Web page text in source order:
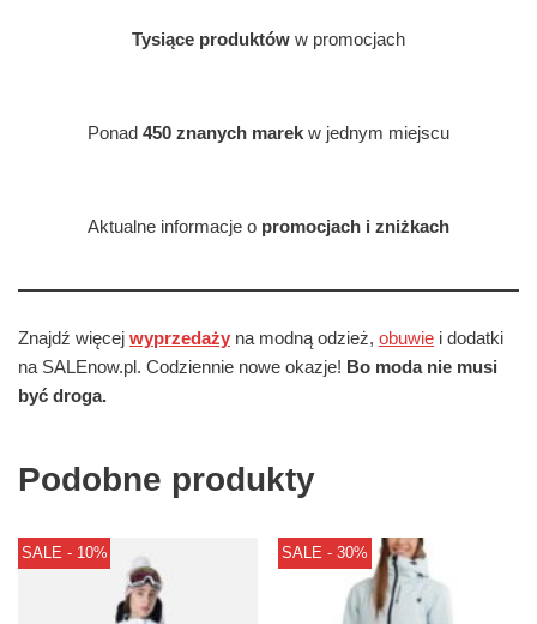
Tysiące produktów w promocjach
Ponad 450 znanych marek w jednym miejscu
Aktualne informacje o promocjach i zniżkach
Znajdź więcej wyprzedaży na modną odzież, obuwie i dodatki
na SALEnow.pl. Codziennie nowe okazje! Bo moda nie musi
być droga.
Podobne produkty
SALE - 10% SALE - 30%